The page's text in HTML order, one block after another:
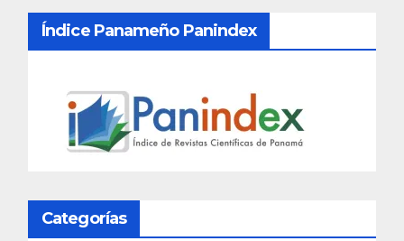
Índice Panameño Panindex
Categorías